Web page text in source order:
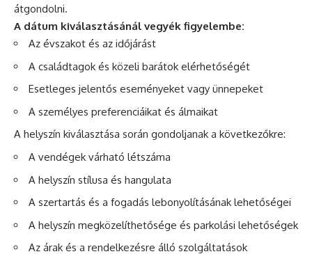
átgondolni.
A dátum kiválasztásánál vegyék figyelembe:
Az évszakot és az időjárást
A családtagok és közeli barátok elérhetőségét
Esetleges jelentős eseményeket vagy ünnepeket
A személyes preferenciáikat és álmaikat
A helyszín kiválasztása során gondoljanak a következőkre:
A vendégek várható létszáma
A helyszín stílusa és hangulata
A szertartás és a fogadás lebonyolításának lehetőségei
A helyszín megközelíthetősége és parkolási lehetőségek
Az árak és a rendelkezésre álló szolgáltatások